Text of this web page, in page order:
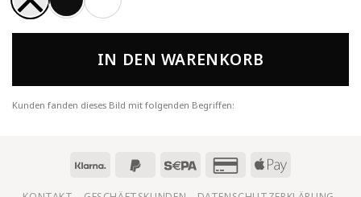
IN DEN WARENKORB
Kunden fanden dieses Bild mit folgenden Begriffen: